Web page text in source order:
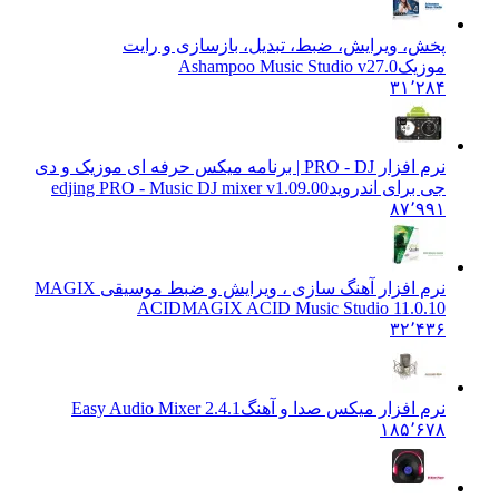
پخش، ویرایش، ضبط، تبدیل، بازسازی و رایت
Ashampoo Music Studio v27.0
۳۱٬۲۸۴
نرم افزار PRO - DJ | برنامه میکس حرفه ای موزیک و دی
جی برای اندروید edjing PRO - Music DJ mixer v1.09.00
۸۷٬۹۹۱
نرم افزار آهنگ سازی ، ویرایش و ضبط موسیقی MAGIX
ACIDMAGIX ACID Music Studio 11.0.10
۳۲٬۴۳۶
نرم افزار میکس صدا و آهنگ Easy Audio Mixer 2.4.1
۱۸۵٬۶۷۸